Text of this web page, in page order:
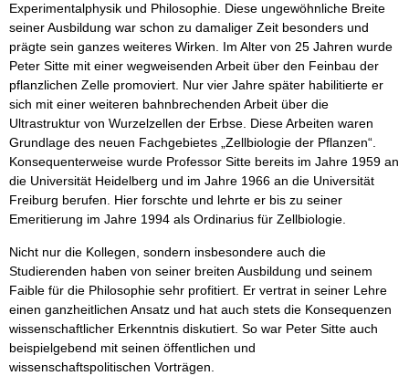
Experimentalphysik und Philosophie. Diese ungewöhnliche Breite
seiner Ausbildung war schon zu damaliger Zeit besonders und
prägte sein ganzes weiteres Wirken. Im Alter von 25 Jahren wurde
Peter Sitte mit einer wegweisenden Arbeit über den Feinbau der
pflanzlichen Zelle promoviert. Nur vier Jahre später habilitierte er
sich mit einer weiteren bahnbrechenden Arbeit über die
Ultrastruktur von Wurzelzellen der Erbse. Diese Arbeiten waren
Grundlage des neuen Fachgebietes „Zellbiologie der Pflanzen“.
Konsequenterweise wurde Professor Sitte bereits im Jahre 1959 an
die Universität Heidelberg und im Jahre 1966 an die Universität
Freiburg berufen. Hier forschte und lehrte er bis zu seiner
Emeritierung im Jahre 1994 als Ordinarius für Zellbiologie.
Nicht nur die Kollegen, sondern insbesondere auch die
Studierenden haben von seiner breiten Ausbildung und seinem
Faible für die Philosophie sehr profitiert. Er vertrat in seiner Lehre
einen ganzheitlichen Ansatz und hat auch stets die Konsequenzen
wissenschaftlicher Erkenntnis diskutiert. So war Peter Sitte auch
beispielgebend mit seinen öffentlichen und
wissenschaftspolitischen Vorträgen.